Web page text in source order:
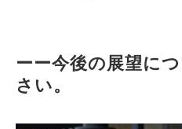
ーー今後の展望に
さい。